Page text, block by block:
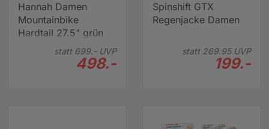
Hannah Damen
Mountainbike
Hardtail 27.5" grün
statt 699.-UVP
498.-
Spinshift GTX
Regenjacke Damen
statt 269.95UVP
199.-